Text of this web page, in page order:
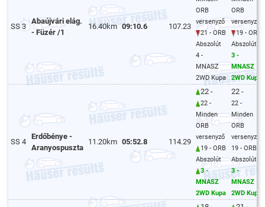
SS 3
Abaújvári elág.
- Füzér /1
16.40km 09:10.6 107.23
ORB
versenyző
21 - ORB
Abszolút
4 -
MNASZ
2WD Kupa
ORB
versenyző
19 - ORB
Abszolút
3 -
MNASZ
2WD Kupa
SS 4
Erdőbénye -
Aranyospuszta
11.20km 05:52.8 114.29
22 -
22 -
Minden
ORB
versenyző
19 - ORB
Abszolút
3 -
MNASZ
2WD Kupa
22 -
22 -
Minden
ORB
versenyző
19 - ORB
Abszolút
3 -
MNASZ
2WD Kupa